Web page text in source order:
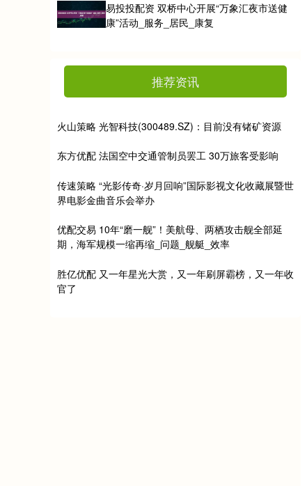
易投投配资 双桥中心开展“万象汇夜市送健
康”活动_服务_居民_康复
推荐资讯
火山策略 光智科技(300489.SZ)：目前没有锗矿资源
东方优配 法国空中交通管制员罢工 30万旅客受影响
传速策略 “光影传奇·岁月回响”国际影视文化收藏展暨世
界电影金曲音乐会举办
优配交易 10年“磨一舰”！美航母、两栖攻击舰全部延
期，海军规模一缩再缩_问题_舰艇_效率
胜亿优配 又一年星光大赏，又一年刷屏霸榜，又一年收
官了